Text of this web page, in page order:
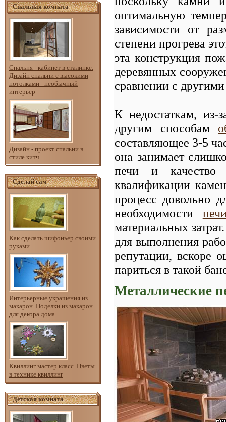
Спальная комната
Спальня - кабинет в сталинке.
Дизайн спальни с высокими
потолками - необычный
интерьер
Дизайн - проект спальни в
стиле китч
Сделай сам
Как сделать шифоньер своими
руками
Интерьерные украшения из
макарон. Поделки из макарон
для декора дома
Квиллинг мастер класс. Цветы
в технике квиллинг
Детская комната
оптимальную
зависимости от
степени прогрева
эта конструкция
деревянных
сравнении с
К недостаткам, из-
другим способам
составляющее 3-5
она занимает
печи и качество
квалификации
процесс довольно
необходимости
материальных
для выполнения
репутации, вскоре
париться в такой
Металлические